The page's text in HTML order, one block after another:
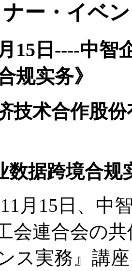
ー・イベ
15日----中智
规实务》
技术合作股
数据跨境合规
月15日、中
会連合会の
ス実務』講